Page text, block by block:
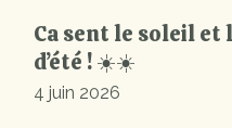
Ca sent le soleil et
d’été ! ☀️☀️
4 juin 2026